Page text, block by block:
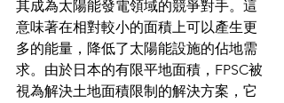
其成為太陽能發電領域的競爭對手。這
意味著在相對較小的面積上可以產生更
多的能量，降低了太陽能設施的佔地需
求。由於日本的有限平地面積，FPSC被
視為解決土地面積限制的解決方案，它